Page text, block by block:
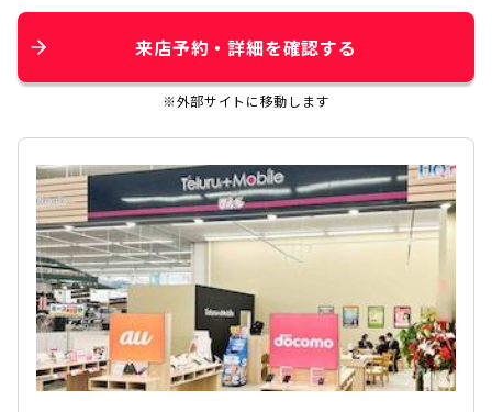
来店予約・詳細を確認する
※外部サイトに移動します